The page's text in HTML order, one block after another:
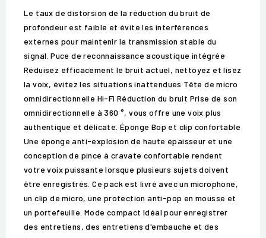
Le taux de distorsion de la réduction du bruit de
profondeur est faible et évite les interférences
externes pour maintenir la transmission stable du
signal. Puce de reconnaissance acoustique intégrée
Réduisez efficacement le bruit actuel, nettoyez et lisez
la voix, évitez les situations inattendues Tête de micro
omnidirectionnelle Hi-Fi Réduction du bruit Prise de son
omnidirectionnelle à 360 °, vous offre une voix plus
authentique et délicate. Éponge Bop et clip confortable
Une éponge anti-explosion de haute épaisseur et une
conception de pince à cravate confortable rendent
votre voix puissante lorsque plusieurs sujets doivent
être enregistrés. Ce pack est livré avec un microphone,
un clip de micro, une protection anti-pop en mousse et
un portefeuille. Mode compact Idéal pour enregistrer
des entretiens, des entretiens d'embauche et des